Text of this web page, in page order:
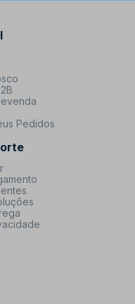
Pedidos